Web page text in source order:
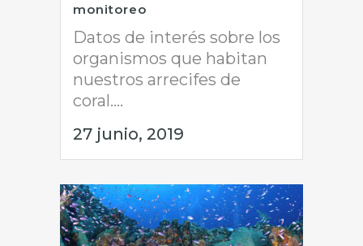
monitoreo
Datos de interés sobre los
organismos que habitan
nuestros arrecifes de
coral....
27 junio, 2019